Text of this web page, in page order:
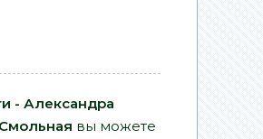
- Александра
вы можете